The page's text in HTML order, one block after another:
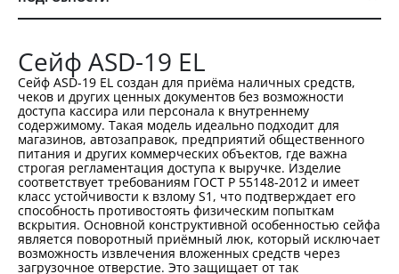
Сейф ASD-19 EL
Сейф ASD-19 EL создан для приёма наличных средств,
чеков и других ценных документов без возможности
доступа кассира или персонала к внутреннему
содержимому. Такая модель идеально подходит для
магазинов, автозаправок, предприятий общественного
питания и других коммерческих объектов, где важна
строгая регламентация доступа к выручке. Изделие
соответствует требованиям ГОСТ Р 55148-2012 и имеет
класс устойчивости к взлому S1, что подтверждает его
способность противостоять физическим попыткам
вскрытия. Основной конструктивной особенностью сейфа
является поворотный приёмный люк, который исключает
возможность извлечения вложенных средств через
загрузочное отверстие. Это защищает от так